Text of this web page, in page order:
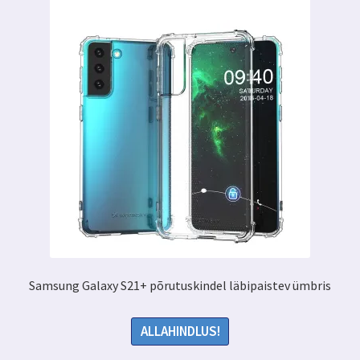
Samsung Galaxy S21+ põrutuskindel läbipaistev ümbris
ALLAHINDLUS!